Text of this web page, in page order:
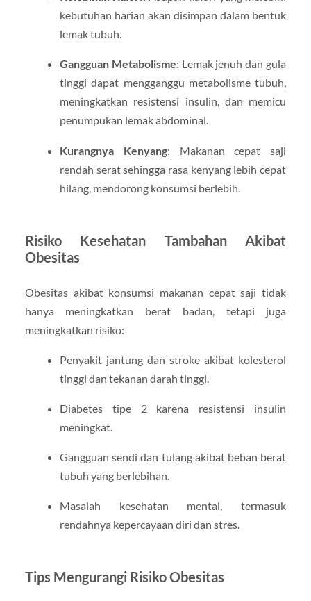
kebutuhan harian akan disimpan dalam bentuk
lemak tubuh.
Gangguan Metabolisme: Lemak jenuh dan gula
tinggi dapat mengganggu metabolisme tubuh,
meningkatkan resistensi insulin, dan memicu
penumpukan lemak abdominal.
Kurangnya Kenyang: Makanan cepat saji
rendah serat sehingga rasa kenyang lebih cepat
hilang, mendorong konsumsi berlebih.
Risiko Kesehatan Tambahan Akibat
Obesitas
Obesitas akibat konsumsi makanan cepat saji tidak
hanya meningkatkan berat badan, tetapi juga
meningkatkan risiko:
Penyakit jantung dan stroke akibat kolesterol
tinggi dan tekanan darah tinggi.
Diabetes tipe 2 karena resistensi insulin
meningkat.
Gangguan sendi dan tulang akibat beban berat
tubuh yang berlebihan.
Masalah kesehatan mental, termasuk
rendahnya kepercayaan diri dan stres.
Tips Mengurangi Risiko Obesitas